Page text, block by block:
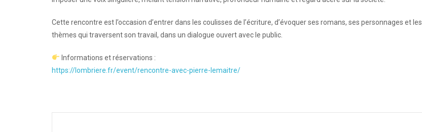
Cette rencontre est l’occasion d’entrer dans les coulisses de l’écriture, d’évoquer ses romans, ses personnages et les
thèmes qui traversent son travail, dans un dialogue ouvert avec le public.
Informations et réservations :
https://lombriere.fr/event/rencontre-avec-pierre-lemaitre/